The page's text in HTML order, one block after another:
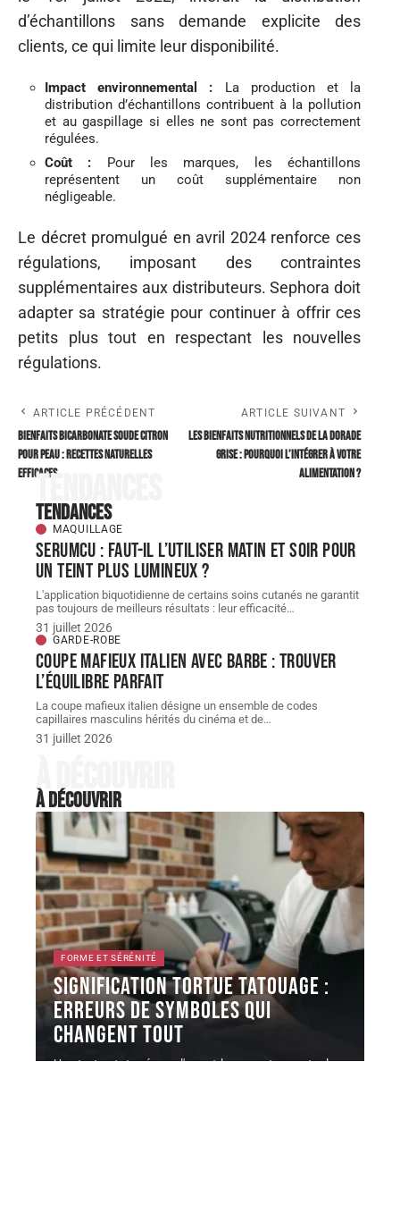
d’échantillons sans demande explicite des
clients, ce qui limite leur disponibilité.
Impact environnemental : La production et la
distribution d’échantillons contribuent à la pollution
et au gaspillage si elles ne sont pas correctement
régulées.
Coût : Pour les marques, les échantillons
représentent un coût supplémentaire non
négligeable.
Le décret promulgué en avril 2024 renforce ces
régulations, imposant des contraintes
supplémentaires aux distributeurs. Sephora doit
adapter sa stratégie pour continuer à offrir ces
petits plus tout en respectant les nouvelles
régulations.
ARTICLE PRÉCÉDENT
Bienfaits bicarbonate soude citron
pour peau : recettes naturelles
efficaces
ARTICLE SUIVANT
Les bienfaits nutritionnels de la dorade
grise : pourquoi l’intégrer à votre
alimentation ?
Tendances
Tendances
MAQUILLAGE
Serumcu : faut-il l’utiliser matin et soir pour
un teint plus lumineux ?
L'application biquotidienne de certains soins cutanés ne garantit
pas toujours de meilleurs résultats : leur efficacité…
31 juillet 2026
GARDE-ROBE
Coupe mafieux italien avec barbe : trouver
l’équilibre parfait
La coupe mafieux italien désigne un ensemble de codes
capillaires masculins hérités du cinéma et de…
31 juillet 2026
À découvrir
À découvrir
FORME ET SÉRÉNITÉ
Signification tortue TATOUAGE :
erreurs de symboles qui
changent tout
Une tortue tatouée sur l'avant-bras peut raconter la